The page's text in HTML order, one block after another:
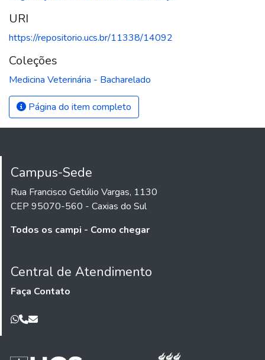
URI
https://repositorio.ucs.br/11338/14092
Coleções
Medicina Veterinária - Bacharelado
Página do item completo
Campus-Sede
Rua Francisco Getúlio Vargas, 1130
CEP 95070-560 - Caxias do Sul
Todos os campi - Como chegar
Central de Atendimento
Faça Contato